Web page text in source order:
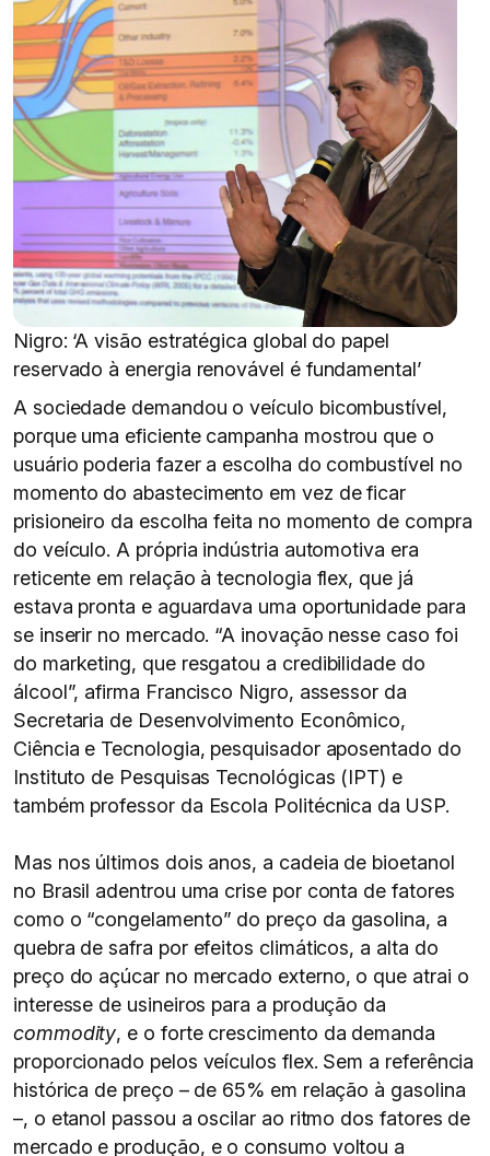
Nigro: ‘A visão estratégica global do papel
reservado à energia renovável é fundamental’
A sociedade demandou o veículo bicombustível,
porque uma eficiente campanha mostrou que o
usuário poderia fazer a escolha do combustível no
momento do abastecimento em vez de ficar
prisioneiro da escolha feita no momento de compra
do veículo. A própria indústria automotiva era
reticente em relação à tecnologia flex, que já
estava pronta e aguardava uma oportunidade para
se inserir no mercado. “A inovação nesse caso foi
do marketing, que resgatou a credibilidade do
álcool”, afirma Francisco Nigro, assessor da
Secretaria de Desenvolvimento Econômico,
Ciência e Tecnologia, pesquisador aposentado do
Instituto de Pesquisas Tecnológicas (IPT) e
também professor da Escola Politécnica da USP.
Mas nos últimos dois anos, a cadeia de bioetanol
no Brasil adentrou uma crise por conta de fatores
como o “congelamento” do preço da gasolina, a
quebra de safra por efeitos climáticos, a alta do
preço do açúcar no mercado externo, o que atrai o
interesse de usineiros para a produção da
commodity, e o forte crescimento da demanda
proporcionado pelos veículos flex. Sem a referência
histórica de preço – de 65% em relação à gasolina
–, o etanol passou a oscilar ao ritmo dos fatores de
mercado e produção, e o consumo voltou a